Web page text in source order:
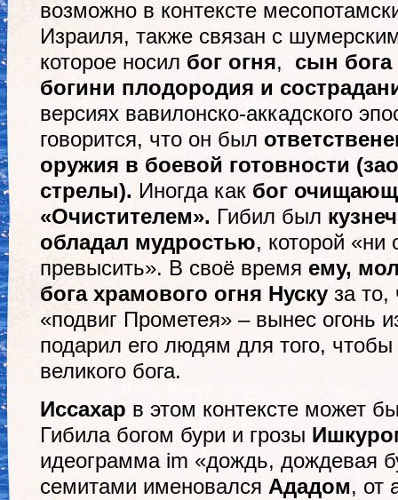
возможно в контексте
Израиля, также связан с
которое носил бог огня, сын
богини плодородия и
версиях вавилонско-аккадского
говорится, что он был
оружия в боевой готовности
стрелы). Иногда как бог
«Очистителем». Гибил был
обладал мудростью, которой «ни
превысить». В своё время ему,
бога храмового огня Нуску за то,
«подвиг Прометея» – вынес огонь
подарил его людям для того, чтобы
великого бога.
Иссахар в этом контексте может
Гибила богом бури и грозы
идеограмма im «дождь, дождевая
семитами именовался Ададом, от